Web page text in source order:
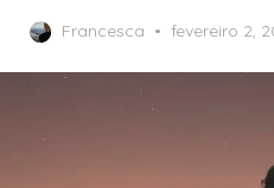
Francesca
Posted
fevereiro 2,